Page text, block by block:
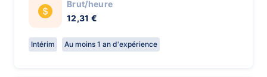
Brut/heure
12,31 €
Intérim Au moins 1 an d'expérience